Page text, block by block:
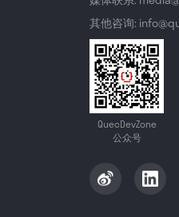
其他咨询:
QuecDevZone
公众号